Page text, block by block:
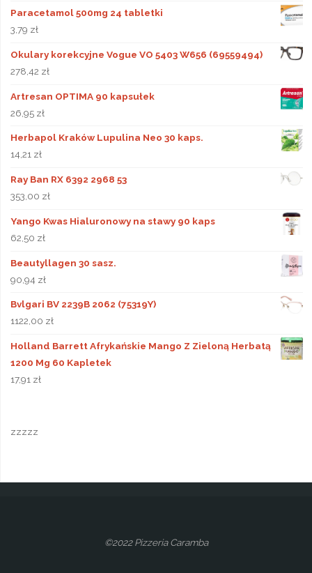
Paracetamol 500mg 24 tabletki
3,79 zł
Okulary korekcyjne Vogue VO 5403 W656 (69559494)
278,42 zł
Artresan OPTIMA 90 kapsułek
26,95 zł
Herbapol Kraków Lupulina Neo 30 kaps.
14,21 zł
Ray Ban RX 6392 2968 53
353,00 zł
Yango Kwas Hialuronowy na stawy 90 kaps
62,50 zł
Beautyllagen 30 sasz.
90,94 zł
Bvlgari BV 2239B 2062 (75319Y)
1122,00 zł
Holland Barrett Afrykańskie Mango Z Zieloną Herbatą
1200 Mg 60 Kapletek
17,91 zł
zzzzz
©2022 Pizzeria Caramba